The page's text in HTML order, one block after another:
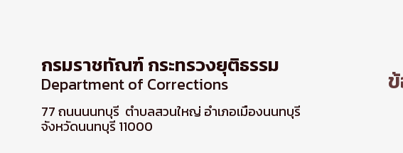
กรมราชทัณฑ์ กระทรวงยุติธรรม
Department of Corrections
77 ถนนนนทบุรี ตำบลสวนใหญ่ อำเภอเมืองนนทบุรี
จังหวัดนนทบุรี 11000